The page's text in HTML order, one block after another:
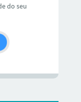
do seu